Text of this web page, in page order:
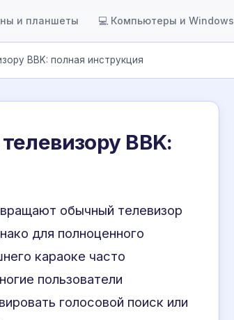
и планшеты 💻 Компьютеры и Windows
BBK: полная инструкция
BBK:
обычный телевизор
для полноценного
караоке часто
пользователи
голосовой поиск или